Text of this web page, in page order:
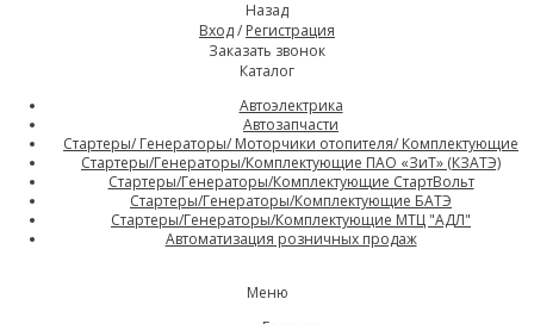
Назад
Вход/ Регистрация
Заказать звонок
Каталог
Автоэлектрика
Автозапчасти
Стартеры/ Генераторы/ Моторчики отопителя/ Комплектующие
Стартеры/Генераторы/Комплектующие ПАО «ЗиТ» (КЗАТЭ)
Стартеры/Генераторы/Комплектующие СтартВольт
Стартеры/Генераторы/Комплектующие БАТЭ
Стартеры/Генераторы/Комплектующие МТЦ "АДЛ"
Автоматизация розничных продаж
Меню